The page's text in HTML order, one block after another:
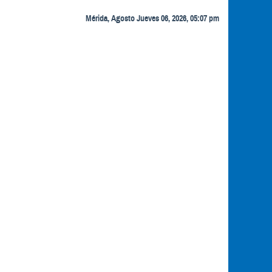
Mérida, Agosto Jueves 06, 2026, 05:07 pm